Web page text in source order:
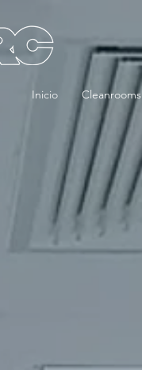
Inicio Cleanrooms